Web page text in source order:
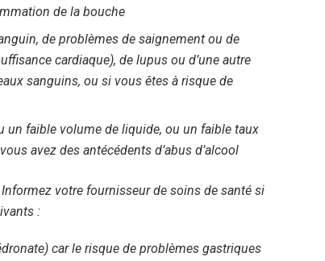
de la bouche
de problèmes de saignement ou de
cardiaque), de lupus ou d’une autre
sanguins, ou si vous êtes à risque de
un faible volume de liquide, ou un faible taux
avez des antécédents d’abus d’alcool
Informez votre fournisseur de soins de santé si
:
car le risque de problèmes gastriques